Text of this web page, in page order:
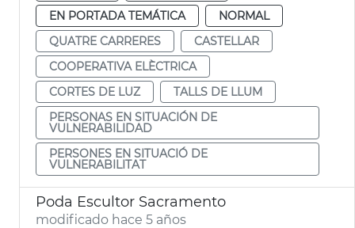
EN PORTADA TEMÁTICA
NORMAL
QUATRE CARRERES
CASTELLAR
COOPERATIVA ELÈCTRICA
CORTES DE LUZ
TALLS DE LLUM
PERSONAS EN SITUACIÓN DE
VULNERABILIDAD
PERSONES EN SITUACIÓ DE
VULNERABILITAT
Poda Escultor Sacramento
modificado hace 5 años